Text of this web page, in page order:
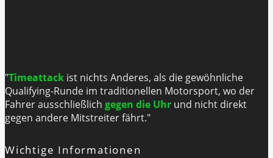
"Timeattack ist nichts Anderes, als die gewöhnliche
Qualifying-Runde im traditionellen Motorsport, wo der
Fahrer ausschließlich gegen die Uhr und nicht direkt
gegen andere Mitstreiter fährt."
Wichtige Informationen